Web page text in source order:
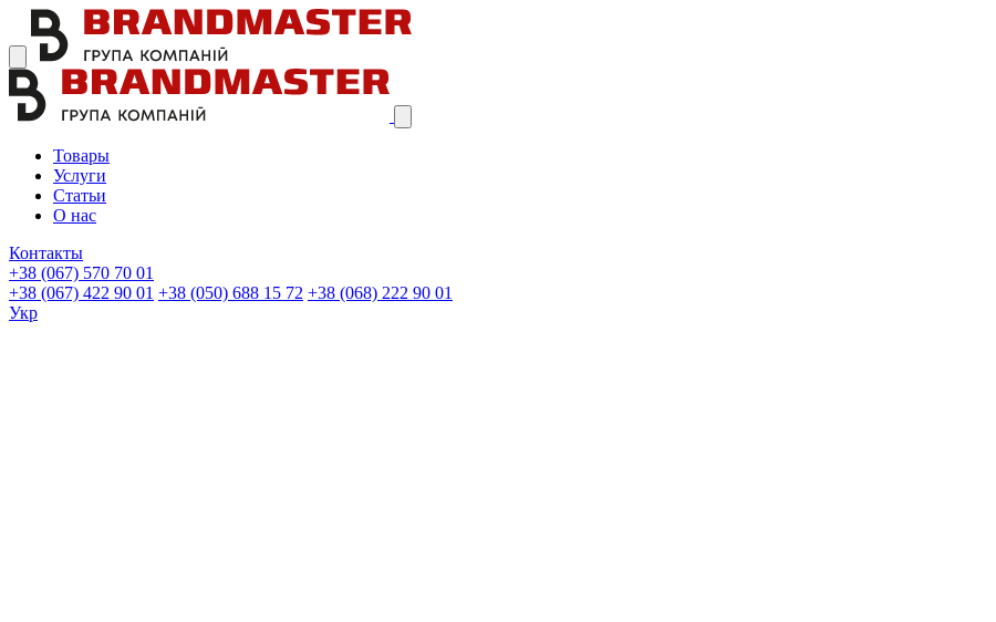
Товары
Услуги
Статьи
О нас
Контакты
+38 (067) 570 70 01
+38 (067) 422 90 01 +38 (050) 688 15 72 +38 (068) 222 90 01
Укр